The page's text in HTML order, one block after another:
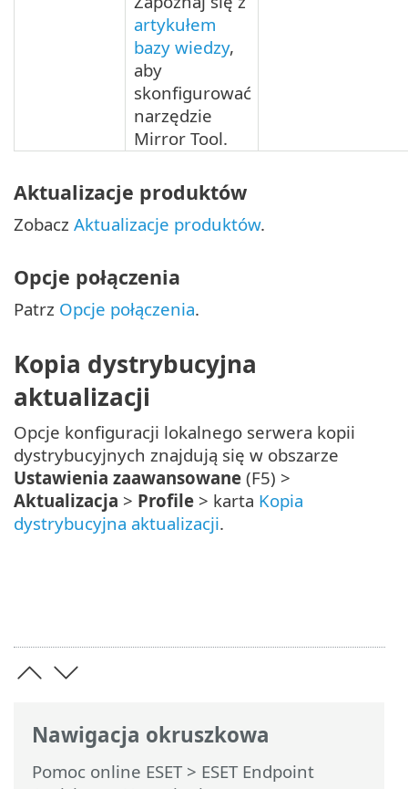
Nawigacja okruszkowa
Pomoc online ESET> ESET Endpoint
artykułem
bazy wiedzy,
aby
skonfigurować
narzędzie
Mirror Tool.
Aktualizacje produktów
Zobacz Aktualizacje produktów.
Opcje połączenia
Patrz Opcje połączenia.
Kopia dystrybucyjna
aktualizacji
Opcje konfiguracji lokalnego serwera kopii
dystrybucyjnych znajdują się w obszarze
Ustawienia zaawansowane (F5) >
Aktualizacja > Profile > karta Kopia
dystrybucyjna aktualizacji.